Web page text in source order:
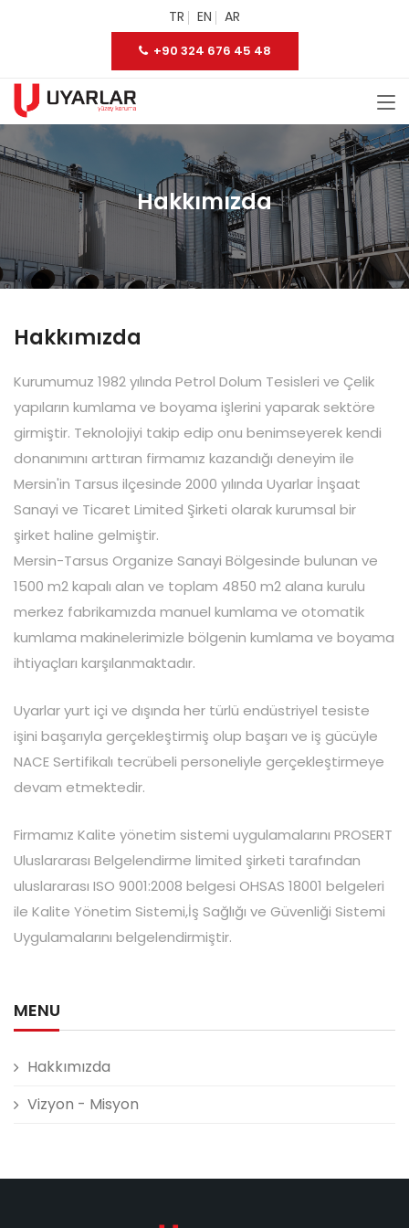
TR EN AR
+90 324 676 45 48
Hakkımızda
Hakkımızda
Kurumumuz 1982 yılında Petrol Dolum Tesisleri ve Çelik
yapıların kumlama ve boyama işlerini yaparak sektöre
girmiştir. Teknolojiyi takip edip onu benimseyerek kendi
donanımını arttıran firmamız kazandığı deneyim ile
Mersin'in Tarsus ilçesinde 2000 yılında Uyarlar İnşaat
Sanayi ve Ticaret Limited Şirketi olarak kurumsal bir
şirket haline gelmiştir.
Mersin-Tarsus Organize Sanayi Bölgesinde bulunan ve
1500 m2 kapalı alan ve toplam 4850 m2 alana kurulu
merkez fabrikamızda manuel kumlama ve otomatik
kumlama makinelerimizle bölgenin kumlama ve boyama
ihtiyaçları karşılanmaktadır.
Uyarlar yurt içi ve dışında her türlü endüstriyel tesiste
işini başarıyla gerçekleştirmiş olup başarı ve iş gücüyle
NACE Sertifikalı tecrübeli personeliyle gerçekleştirmeye
devam etmektedir.
Firmamız Kalite yönetim sistemi uygulamalarını PROSERT
Uluslararası Belgelendirme limited şirketi tarafından
uluslararası ISO 9001:2008 belgesi OHSAS 18001 belgeleri
ile Kalite Yönetim Sistemi,İş Sağlığı ve Güvenliği Sistemi
Uygulamalarını belgelendirmiştir.
MENU
Hakkımızda
Vizyon - Misyon